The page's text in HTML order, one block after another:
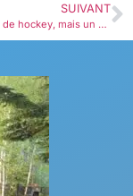
SUIVANT
Pas un joueur de hockey, mais un enfant de Dieu, car je vise le bon but !